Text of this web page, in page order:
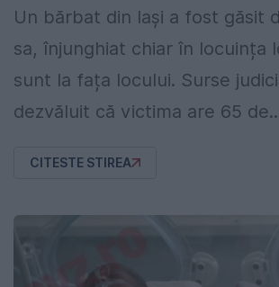
Un bărbat din Iași a fost găsit
sa, înjunghiat chiar în locuința
sunt la fața locului. Surse
dezvăluit că victima are 65
CITESTE STIREA